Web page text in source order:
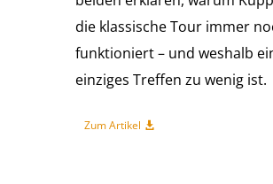
die klassische Tour immer
funktioniert – und weshalb
einziges Treffen zu wenig ist.
Zum Artikel